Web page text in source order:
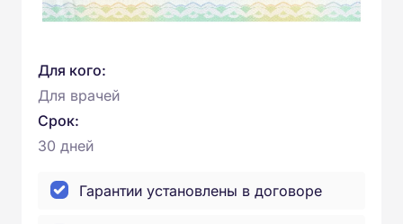
Для кого:
Для врачей
Срок:
30 дней
Гарантии установлены в договоре